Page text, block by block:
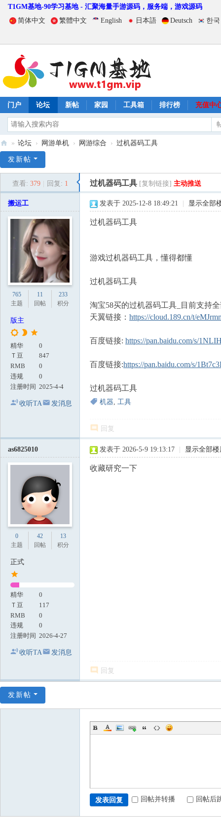
T1GM基地-90学习基地 - 汇聚海量手游源码，服务端，游戏源码
简体中文
繁體中文 English 日本語 Deutsch 한
门户 论坛 新帖 家园 工具箱 排行榜 充值中
1
» 论坛 › 网游单机 › 网游综合 › 过机器码工具
发新帖
查看: 379 回复: 1 过机器码工具 [复制链接] 主动推送
搬运工
765
主题
11
回帖
233
积分
版主
精华
0
Ｔ豆
847
RMB
0
违规
0
注册时间 2025-4-4
收听TA 发消息
发表于 2025-12-8 18:49:21 显示全部
过机器码工具
游戏过机器码工具，懂得都懂
过机器码工具
淘宝58买的过机器码工具_目前支持
天翼链接： https://cloud.189.cn/t/
百度链接: https://pan.baidu.com/s/
百度链接:https://pan.baidu.com/s/
过机器码工具
机器, 工具
回复
as6825010
0
主题
42
回帖
13
积分
正式
精华
0
Ｔ豆
117
RMB
0
违规
0
注册时间 2026-4-27
收听TA 发消息
发表于 2026-5-9 19:13:17 显示全部楼
收藏研究一下
回复
发新帖
发表回复 回帖并转播 回帖后